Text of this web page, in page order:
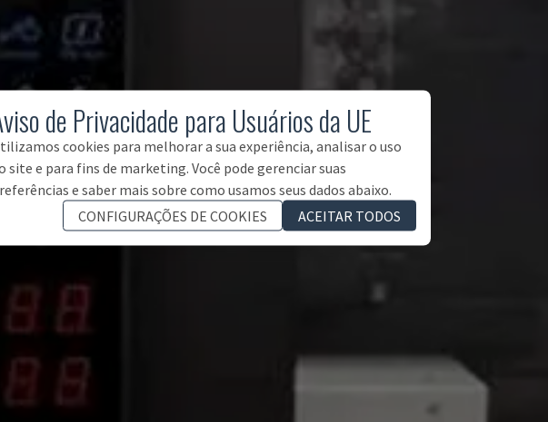
de Privacidade para Usuários da UE
cookies para melhorar a sua experiência, analisar o uso
site e para fins de marketing. Você pode gerenciar suas
e saber mais sobre como usamos seus dados abaixo.
CONFIGURAÇÕES DE COOKIES
ACEITAR TODOS